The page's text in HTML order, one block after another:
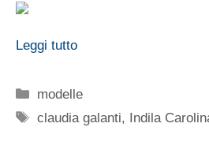
Leggi tutto
Categorie
modelle
Tag
claudia galanti, Indila